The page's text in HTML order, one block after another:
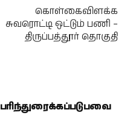
கொள்கைவிளக்க
சுவரொட்டி ஒட்டும் பணி –
திருப்பத்தூர் தொகுதி
பரிந்துரைக்கப்படுபவை